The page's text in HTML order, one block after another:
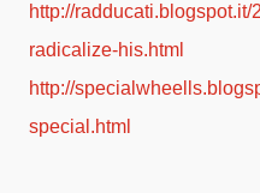
http://
radicalize-his.html
http://
special.html